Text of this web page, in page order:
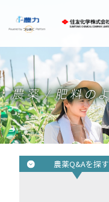
農薬Q&Aを探す